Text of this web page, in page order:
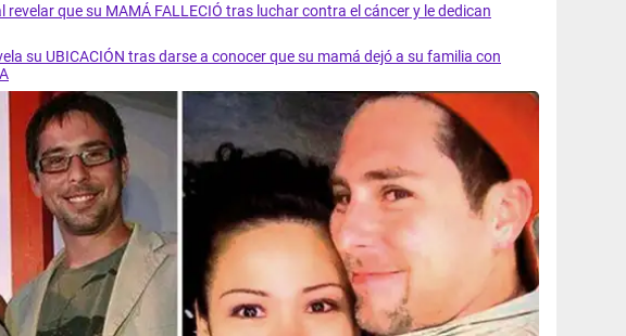
revelar que su MAMÁ FALLECIÓ tras luchar contra el cáncer y le dedican
su UBICACIÓN tras darse a conocer que su mamá dejó a su familia con